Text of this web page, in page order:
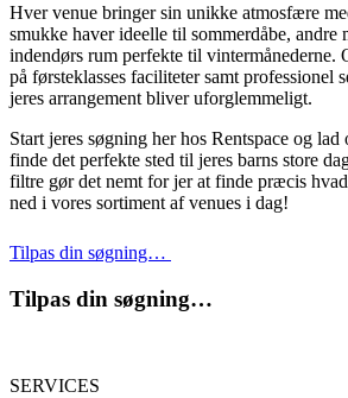
Hver venue bringer sin unikke atmosfære
smukke haver ideelle til sommerdåbe, andre
indendørs rum perfekte til vintermånederne.
på førsteklasses faciliteter samt professionel
jeres arrangement bliver uforglemmeligt.
Start jeres søgning her hos Rentspace og
finde det perfekte sted til jeres barns store
filtre gør det nemt for jer at finde præcis
ned i vores sortiment af venues i dag!
Tilpas din søgning…
Tilpas din søgning…
SERVICES